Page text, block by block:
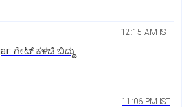
12:15 AM IST
ಗೇಟ್ ಕಳಚಿ ಬಿದ್ದು
11:06 PM IST